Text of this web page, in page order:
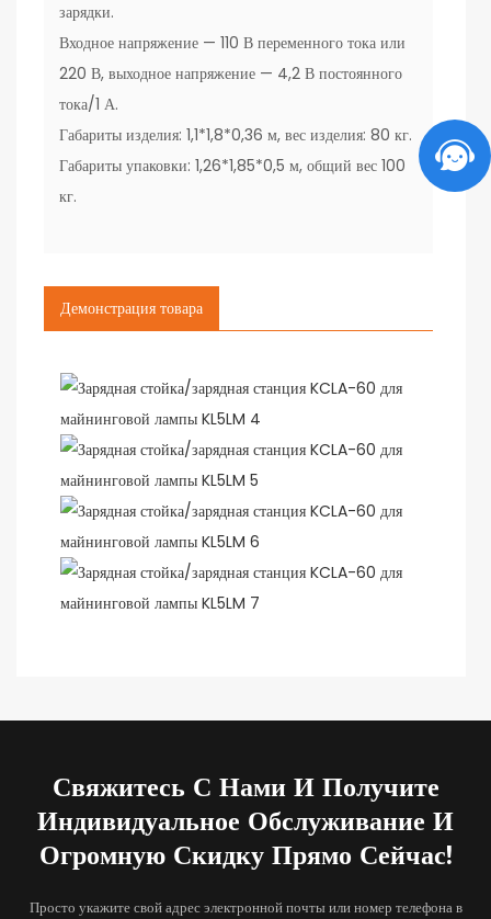
зарядки.
Входное напряжение — 110 В переменного тока или
220 В, выходное напряжение — 4,2 В постоянного
тока/1 А.
Габариты изделия: 1,1*1,8*0,36 м, вес изделия: 80 кг.
Габариты упаковки: 1,26*1,85*0,5 м, общий вес 100
кг.
Демонстрация товара
Свяжитесь С Нами И Получите
Индивидуальное Обслуживание И
Огромную Скидку Прямо Сейчас!
Просто укажите свой адрес электронной почты или номер телефона в